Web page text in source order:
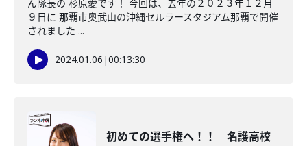
ん隊長の 杉原愛です！ 今回は、去年の２０２３年１２月
９日に 那覇市奥武山の沖縄セルラースタジアム那覇で開催
されました ...
2024.01.06 |00:13:30
初めての選手権へ！！ 名護高校